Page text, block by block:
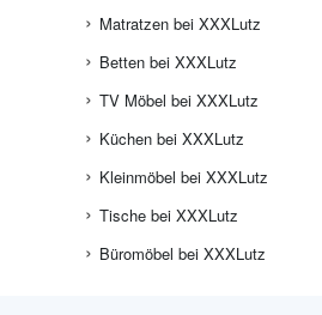
Matratzen bei XXXLutz
Betten bei XXXLutz
TV Möbel bei XXXLutz
Küchen bei XXXLutz
Kleinmöbel bei XXXLutz
Tische bei XXXLutz
Büromöbel bei XXXLutz